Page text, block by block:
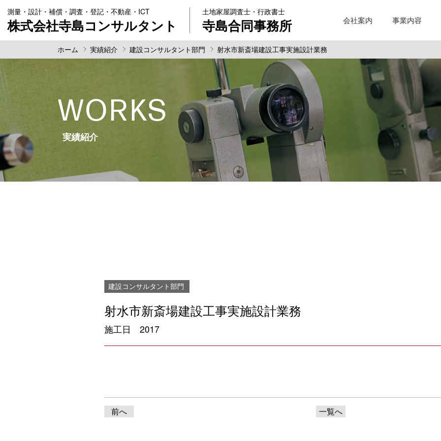
測量・設計・補償・調査・登記・不動産・ICT
株式会社寺島コンサルタント
土地家屋調査士・行政書士
寺島合同事務所 会社案内 事業内容
ホーム 実績紹介 建設コンサルタント部門 射水市新斎場建設工事実施設計業務
WORKS
実績紹介
建設コンサルタント部門
射水市新斎場建設工事実施設計業務
施工日 2017
前へ 一覧へ